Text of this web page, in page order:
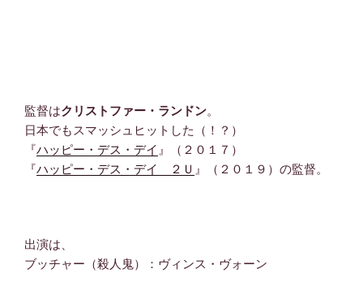
監督はクリストファー・ランドン。
日本でもスマッシュヒットした（！？）
『ハッピー・デス・デイ 』（２０１７）
『ハッピー・デス・デイ ２Ｕ 』（２０１９）の監督。
出演は、
ブッチャー（殺人鬼）：ヴィンス・ヴォーン